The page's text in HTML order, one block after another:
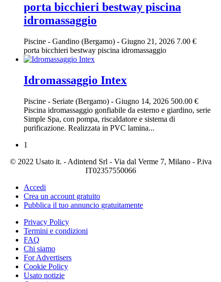
porta bicchieri bestway piscina
idromassaggio
Piscine - Gandino (Bergamo) - Giugno 21, 2026 7.00 €
porta bicchieri bestway piscina idromassaggio
Idromassaggio Intex
Piscine - Seriate (Bergamo) - Giugno 14, 2026 500.00 €
Piscina idromassaggio gonfiabile da esterno e giardino, serie
Simple Spa, con pompa, riscaldatore e sistema di
purificazione. Realizzata in PVC lamina...
1
© 2022 Usato it. - Adintend Srl - Via dal Verme 7, Milano - P.iva
IT02357550066
Accedi
Crea un account gratuito
Pubblica il tuo annuncio gratuitamente
Privacy Policy
Termini e condizioni
FAQ
Chi siamo
For Advertisers
Cookie Policy
Usato notizie